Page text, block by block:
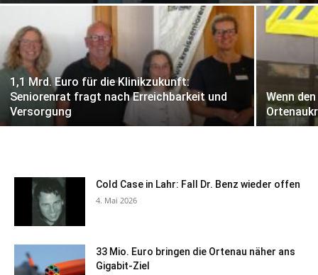
1,1 Mrd. Euro für die Klinikzukunft:
Seniorenrat fragt nach Erreichbarkeit und
Versorgung
Wenn
Cold Case in Lahr: Fall Dr. Benz wieder offen
4. Mai 2026
33 Mio. Euro bringen die Ortenau näher ans
Gigabit-Ziel